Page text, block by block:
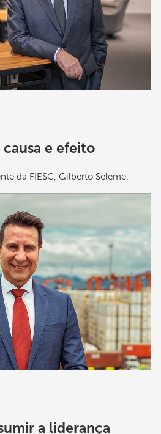
e efeito
da FIESC, Gilberto Seleme.
a liderança